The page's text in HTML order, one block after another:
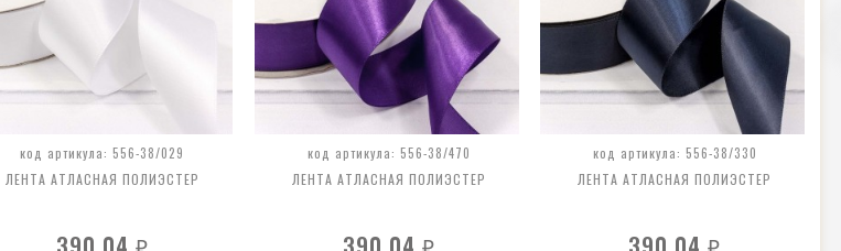
код артикула: 556-38/029
ЛЕНТА АТЛАСНАЯ ПОЛИЭСТЕР
код артикула: 556-38/470
ЛЕНТА АТЛАСНАЯ ПОЛИЭСТЕР
код артикула: 556-38/330
ЛЕНТА АТЛАСНАЯ ПОЛИЭСТЕР